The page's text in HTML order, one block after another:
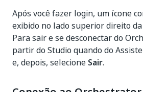
Após você fazer login, um ícone
exibido no lado superior direito
Para sair e se desconectar do
partir do Studio quando do
e, depois, selecione Sair.